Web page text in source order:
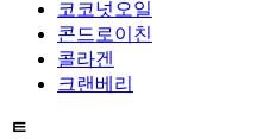
코코넛오일
콘드로이친
콜라겐
크랜베리
ㅌ